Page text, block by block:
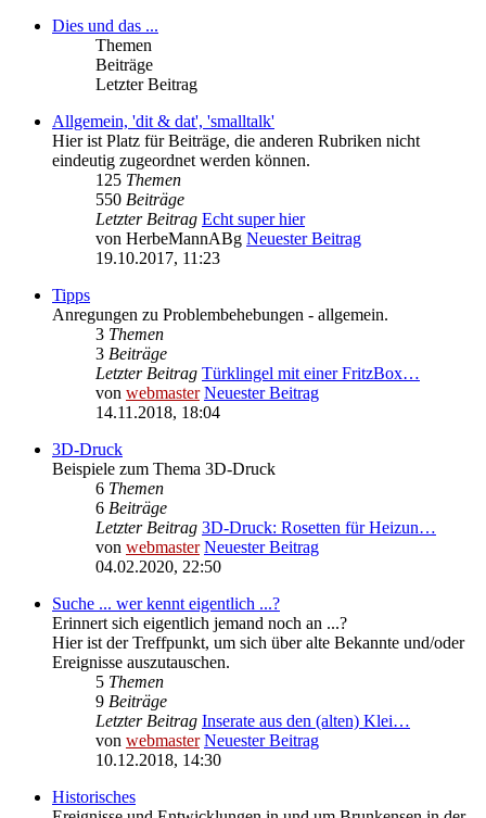
Dies und das ...
Themen
Beiträge
Letzter Beitrag
Allgemein, 'dit & dat', 'smalltalk'
Hier ist Platz für Beiträge, die anderen Rubriken nicht
eindeutig zugeordnet werden können.
125 Themen
550 Beiträge
Letzter Beitrag Echt super hier
von HerbeMannABg Neuester Beitrag
19.10.2017, 11:23
Tipps
Anregungen zu Problembehebungen - allgemein.
3 Themen
3 Beiträge
Letzter Beitrag Türklingel mit einer FritzBox…
von webmaster Neuester Beitrag
14.11.2018, 18:04
3D-Druck
Beispiele zum Thema 3D-Druck
6 Themen
6 Beiträge
Letzter Beitrag 3D-Druck: Rosetten für Heizun…
von webmaster Neuester Beitrag
04.02.2020, 22:50
Suche ... wer kennt eigentlich ...?
Erinnert sich eigentlich jemand noch an ...?
Hier ist der Treffpunkt, um sich über alte Bekannte und/oder
Ereignisse auszutauschen.
5 Themen
9 Beiträge
Letzter Beitrag Inserate aus den (alten) Klei…
von webmaster Neuester Beitrag
10.12.2018, 14:30
Historisches